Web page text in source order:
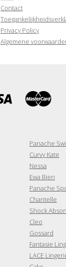
Contact
Privacy Policy
Algemene
Panache
Curvy Kate
Nessa
Ewa Bien
Panache
Chantelle
Shock
Cleo
Gossard
Fantasie
LACE